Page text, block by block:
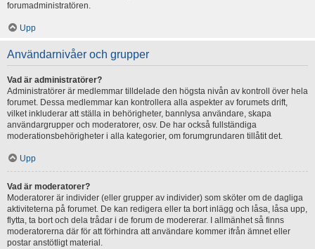
forumadministratören.
Upp
Användarnivåer och grupper
Vad är administratörer?
Administratörer är medlemmar tilldelade den högsta nivån av kontroll över hela
forumet. Dessa medlemmar kan kontrollera alla aspekter av forumets drift,
vilket inkluderar att ställa in behörigheter, bannlysa användare, skapa
användargrupper och moderatorer, osv. De har också fullständiga
moderationsbehörigheter i alla kategorier, om forumgrundaren tillåtit det.
Upp
Vad är moderatorer?
Moderatorer är individer (eller grupper av individer) som sköter om de dagliga
aktiviteterna på forumet. De kan redigera eller ta bort inlägg och låsa, låsa upp,
flytta, ta bort och dela trådar i de forum de modererar. I allmänhet så finns
moderatorerna där för att förhindra att användare kommer ifrån ämnet eller
postar anstötligt material.